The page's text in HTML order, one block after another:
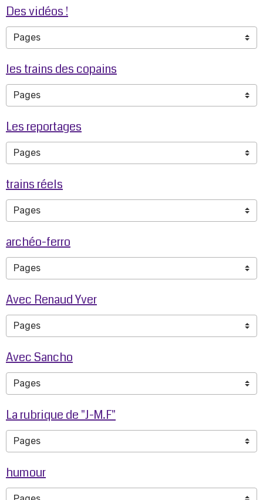
Des vidéos !
les trains des copains
Les reportages
trains réels
archéo-ferro
Avec Renaud Yver
Avec Sancho
La rubrique de "J-M.F"
humour